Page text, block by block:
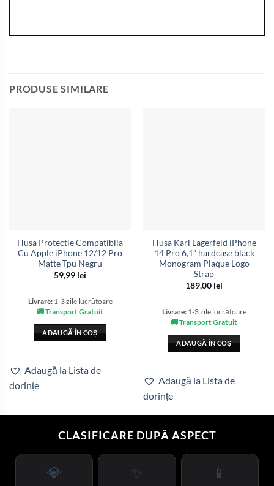
PRODUSE SIMILARE
Husa Protectie Compatibila
Cu Apple iPhone 12/12 Pro
Matte Tpu Negru
59,99 lei
Livrare:1-3 zile lucrătoare
🚚 Transport Gratuit
ADAUGĂ ÎN COȘ
Adaugă la Lista de
dorințe
Husa Karl Lagerfeld iPhone
14 Pro 6,1″ hardcase black
Monogram Plaque Logo
Strap
189,00 lei
Livrare:1-3 zile lucrătoare
🚚 Transport Gratuit
ADAUGĂ ÎN COȘ
Adaugă la Lista de
dorințe
CLASIFICARE DUPĂ ASPECT
💎 ✨ 📱